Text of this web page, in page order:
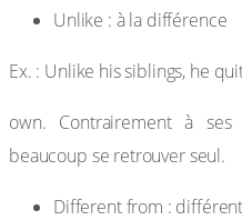
Unlike : à la différence
Ex. : Unlike his siblings, he
own. Contrairement à
beaucoup se retrouver seul.
Different from : différent